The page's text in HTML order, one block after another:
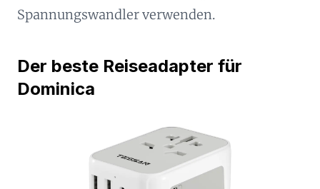
Spannungswandler verwenden.
Der beste Reiseadapter für
Dominica